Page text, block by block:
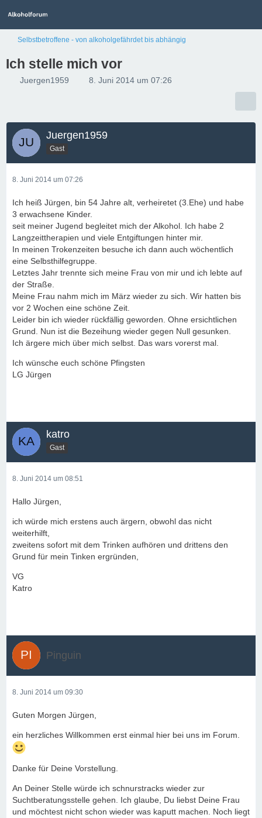
Selbstbetroffene - von alkoholgefährdet bis abhängig
Ich stelle mich vor
Juergen1959 8. Juni 2014 um 07:26
Juergen1959
Gast
8. Juni 2014 um 07:26
Ich heiß Jürgen, bin 54 Jahre alt, verheiretet (3.Ehe) und habe
3 erwachsene Kinder.
seit meiner Jugend begleitet mich der Alkohol. Ich habe 2
Langzeittherapien und viele Entgiftungen hinter mir.
In meinen Trokenzeiten besuche ich dann auch wöchentlich
eine Selbsthilfegruppe.
Letztes Jahr trennte sich meine Frau von mir und ich lebte auf
der Straße.
Meine Frau nahm mich im März wieder zu sich. Wir hatten bis
vor 2 Wochen eine schöne Zeit.
Leider bin ich wieder rückfällig geworden. Ohne ersichtlichen
Grund. Nun ist die Bezeihung wieder gegen Null gesunken.
Ich ärgere mich über mich selbst. Das wars vorerst mal.
Ich wünsche euch schöne Pfingsten
LG Jürgen
katro
Gast
8. Juni 2014 um 08:51
Hallo Jürgen,
ich würde mich erstens auch ärgern, obwohl das nicht
weiterhilft,
zweitens sofort mit dem Trinken aufhören und drittens den
Grund für mein Tinken ergründen,
VG
Katro
Pinguin
8. Juni 2014 um 09:30
Guten Morgen Jürgen,
ein herzliches Willkommen erst einmal hier bei uns im Forum.
Danke für Deine Vorstellung.
An Deiner Stelle würde ich schnurstracks wieder zur
Suchtberatungsstelle gehen. Ich glaube, Du liebst Deine Frau
und möchtest nicht schon wieder was kaputt machen. Noch liegt